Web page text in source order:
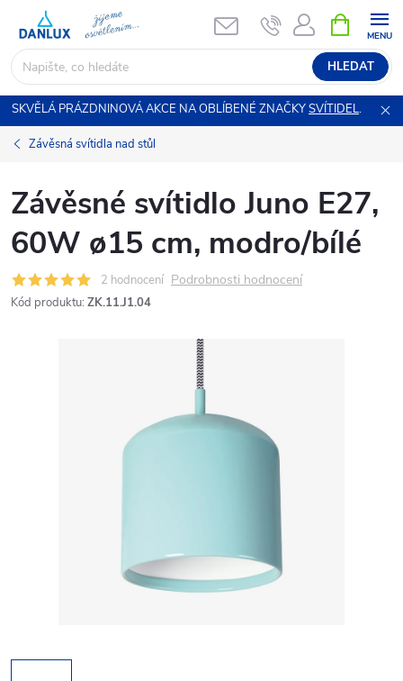
obsah
HLEDAT
NÁKUPNÍ
KOŠÍK
SKVĚLÁ PRÁZDNINOVÁ AKCE NA OBLÍBENÉ ZNAČKYSVÍTIDEL.
Závěsná svítidla nad stůl
Závěsné svítidlo Juno E27,
60W ø15 cm, modro/bílé
2 hodnocení Podrobnosti hodnocení
Kód produktu: ZK.11.J1.04